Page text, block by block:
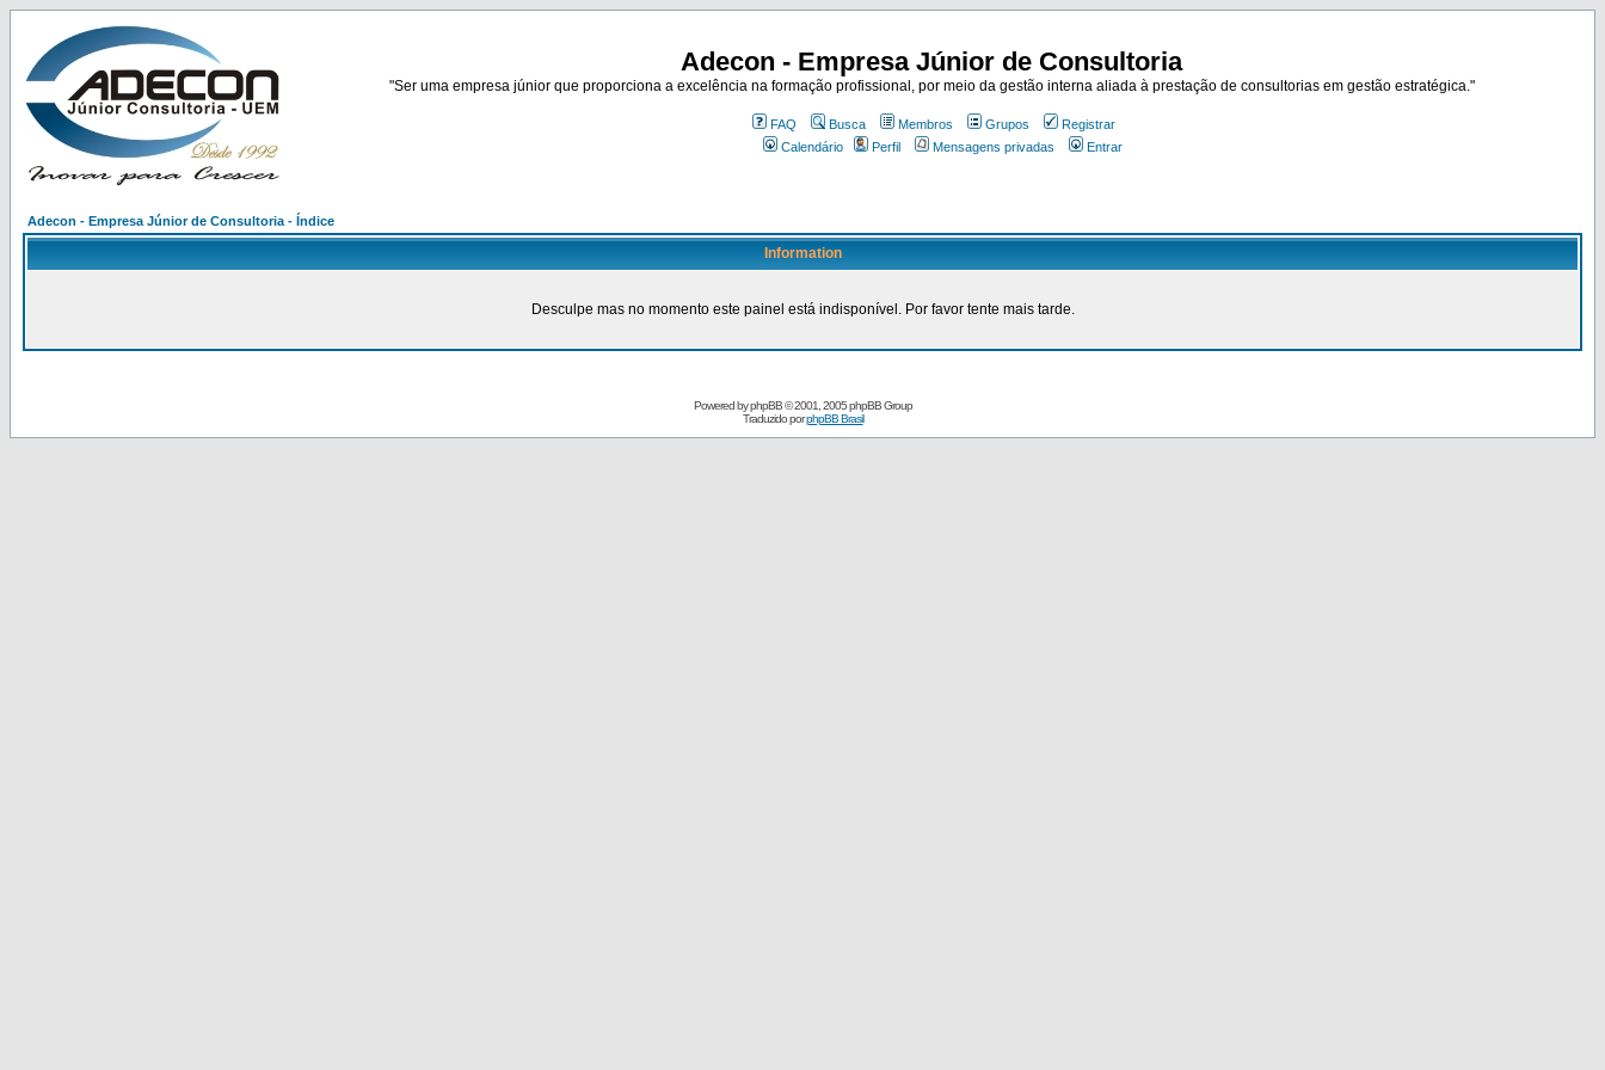
Adecon - Empresa Júnior de Consultoria
"Ser uma empresa júnior que proporciona a excelência na formação profissional, por meio da gestão interna aliada à prestação de consultorias em gestão estratégica."
FAQ Busca Membros Grupos
Registrar
Calendário
Perfil Mensagens privadas Entrar
Adecon - Empresa Júnior de Consultoria - Índice
Information
Desculpe mas no momento este painel está indisponível. Por favor tente mais tarde.
Powered byphpBB© 2001, 2005 phpBB Group
Traduzido porphpBB Brasil